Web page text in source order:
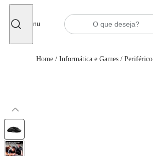
Menu
Home / Informática e Games / Periférico